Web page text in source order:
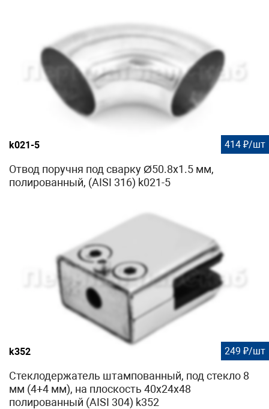
k021-5 414 ₽/шт
Отвод поручня под сварку Ø50.8х1.5 мм,
полированный, (AISI 316) k021-5
k352 249 ₽/шт
Стеклодержатель штампованный, под стекло 8
мм (4+4 мм), на плоскость 40х24х48
полированный (AISI 304) k352